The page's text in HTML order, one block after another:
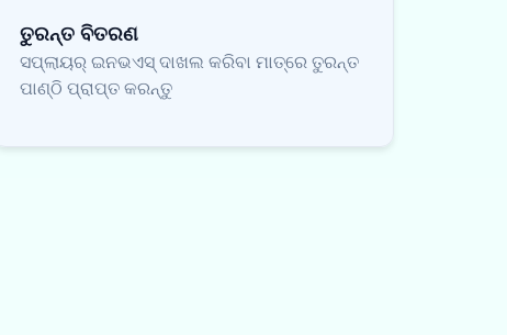
ତୁରନ୍ତ ବିତରଣ
ସପ୍ଲାୟର୍ ଇନଭଏସ୍ ଦାଖଲ କରିବା ମାତ୍ରେ ତୁରନ୍ତ
ପାଣ୍ଠି ପ୍ରାପ୍ତ କରନ୍ତୁ